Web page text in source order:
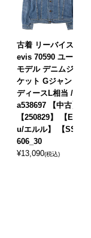
古着 リーバイス L
evis 70590 ユーロ
モデル デニムジャ
ケット Gジャン レ
ディースL相当 /ea
a538697 【中古】
【250829】 【Elul
u/エルル】 【SS2
606_30
¥13,090(税込)